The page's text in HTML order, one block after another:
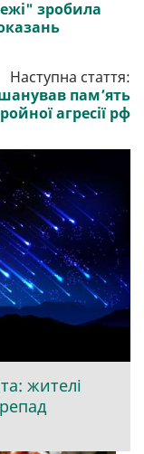
зробила
Наступна стаття:
пам’ять
агресії рф
жителі